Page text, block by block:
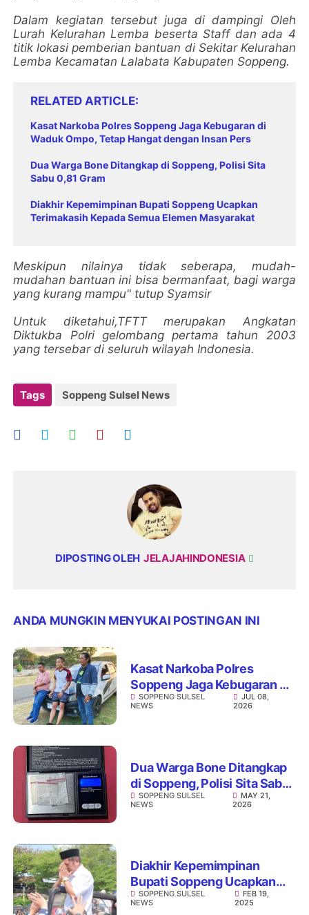
Dalam kegiatan tersebut juga di dampingi Oleh
Lurah Kelurahan Lemba beserta Staff dan ada 4
titik lokasi pemberian bantuan di Sekitar Kelurahan
Lemba Kecamatan Lalabata Kabupaten Soppeng.
RELATED ARTICLE
Kasat Narkoba Polres Soppeng Jaga Kebugaran di
Waduk Ompo, Tetap Hangat dengan Insan Pers
Dua Warga Bone Ditangkap di Soppeng, Polisi Sita
Sabu 0,81 Gram
Diakhir Kepemimpinan Bupati Soppeng Ucapkan
Terimakasih Kepada Semua Elemen Masyarakat
Meskipun nilainya tidak seberapa, mudah-
mudahan bantuan ini bisa bermanfaat, bagi warga
yang kurang mampu" tutup Syamsir
Untuk diketahui,TFTT merupakan Angkatan
Diktukba Polri gelombang pertama tahun 2003
yang tersebar di seluruh wilayah Indonesia.
Tags Soppeng Sulsel News
DIPOSTING OLEH JELAJAHINDONESIA
ANDA MUNGKIN MENYUKAI POSTINGAN INI
Kasat Narkoba Polres
Soppeng Jaga Kebugaran di
Waduk Ompo, Tetap Hangat
SOPPENG SULSEL
NEWS
JUL 08,
2026
Dua Warga Bone Ditangkap
di Soppeng, Polisi Sita Sabu
0,81 Gram
SOPPENG SULSEL
NEWS
MAY 21,
2026
Diakhir Kepemimpinan
Bupati Soppeng Ucapkan
Terimakasih Kepada Semua
SOPPENG SULSEL
NEWS
FEB 19,
2025